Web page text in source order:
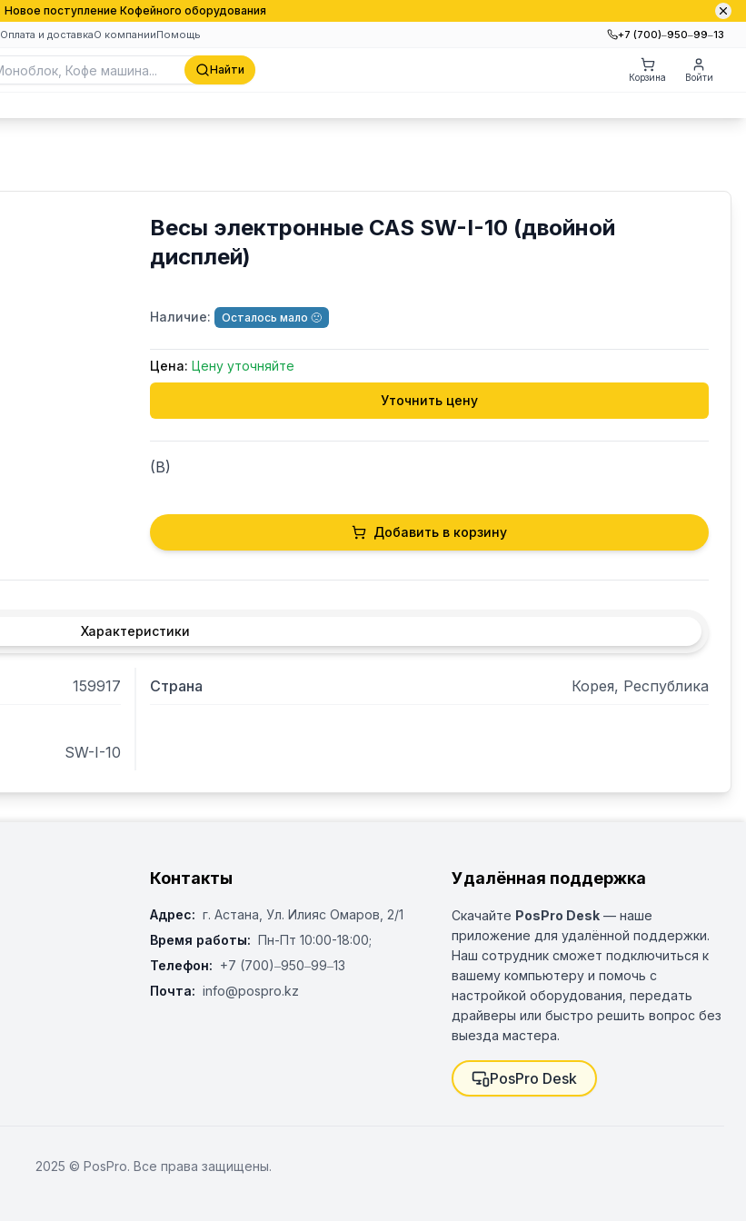
Новое поступление Кофейного оборудования
Оплата и доставкаО компанииПомощь +7 (700)‒950‒99‒13
Найти
Корзина Войти
Весы электронные CAS SW-I-10 (двойной
дисплей)
Наличие: Осталось мало 🙁
Цена: Цену уточняйте
Уточнить цену
(B)
Добавить в корзину
Характеристики
159917 Страна Корея, Республика
SW-I-10
Контакты
Адрес: г. Астана, ​Ул. Илияс Омаров, 2/1
Время работы: Пн-Пт 10:00-18:00;
Телефон: +7 (700)‒950‒99‒13
Почта: info@pospro.kz
Удалённая поддержка
Скачайте PosPro Desk — наше
приложение для удалённой поддержки.
Наш сотрудник сможет подключиться к
вашему компьютеру и помочь с
настройкой оборудования, передать
драйверы или быстро решить вопрос без
выезда мастера.
PosPro Desk
2025 © PosPro. Все права защищены.